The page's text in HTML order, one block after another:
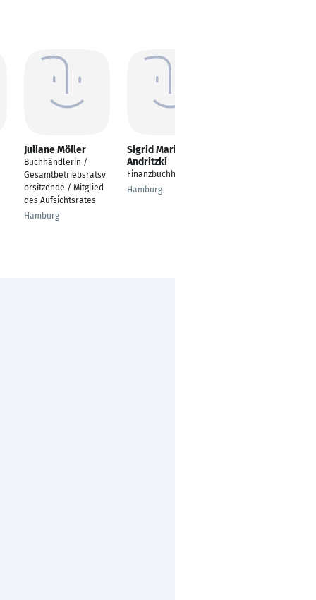
Juliane Möller
Buchhändlerin /
Gesamtbetriebsratsv
orsitzende / Mitglied
des Aufsichtsrates
Hamburg
Sigrid Marina
Andritzki
Finanzbuchhalterin
Hamburg